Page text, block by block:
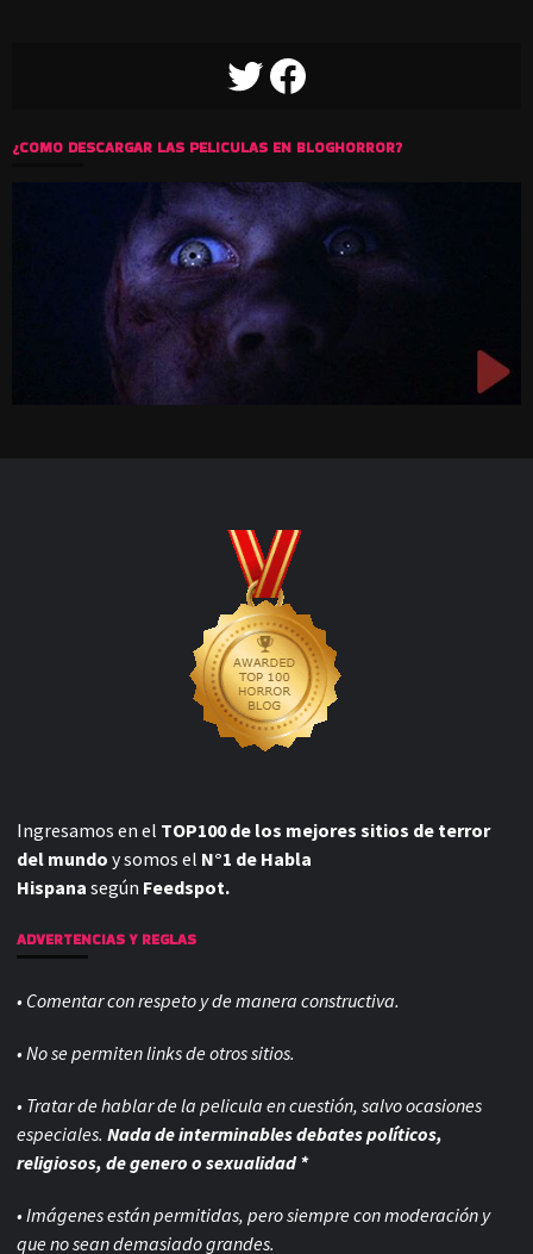
TWITTERFACEBOOK
¿COMO DESCARGAR LAS PELICULAS EN BLOGHORROR?
Ingresamos en el TOP100 de los mejores sitios de terror
del mundo y somos el N°1 de Habla
Hispana según Feedspot.
ADVERTENCIAS Y REGLAS
• Comentar con respeto y de manera constructiva.
• No se permiten links de otros sitios.
• Tratar de hablar de la pelicula en cuestión, salvo ocasiones
especiales. Nada de interminables debates políticos,
religiosos, de genero o sexualidad *
• Imágenes están permitidas, pero siempre conmoderación y
que no sean demasiado grandes.